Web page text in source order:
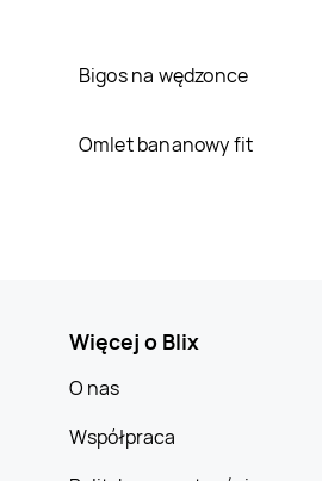
Bigos na wędzonce
Omlet bananowy fit
Więcej o Blix
O nas
Współpraca